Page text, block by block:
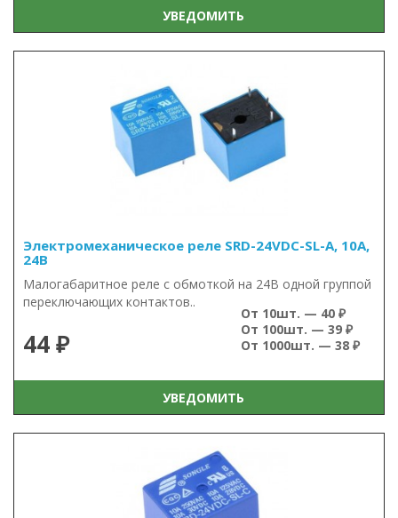
УВЕДОМИТЬ
Электромеханическое реле SRD-24VDC-SL-A, 10А,
24В
Малогабаритное реле с обмоткой на 24В одной группой
переключающих контактов..
44 ₽
От 10шт. — 40 ₽
От 100шт. — 39 ₽
От 1000шт. — 38 ₽
УВЕДОМИТЬ